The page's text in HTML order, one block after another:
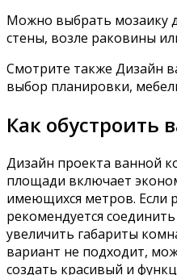
Можно выбрать мозаику
стены, возле раковины
Смотрите также Дизайн
выбор планировки,
Как обустроить
Дизайн проекта ванной
площади включает
имеющихся метров. Если
рекомендуется
увеличить габариты
вариант не подходит,
создать красивый и